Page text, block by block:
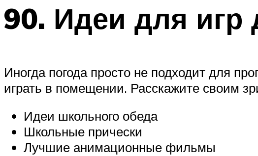
90. Идеи для игр
Иногда погода просто не подходит для
играть в помещении. Расскажите своим
Идеи школьного обеда
Школьные прически
Лучшие анимационные фильмы